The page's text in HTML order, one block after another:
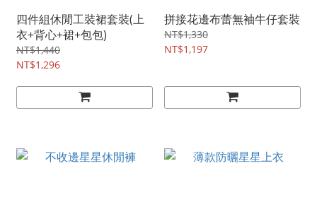
四件組休閒工裝裙套裝(上
衣+背心+裙+包包)
NT$1,440
NT$1,296
拼接花邊布蕾無袖牛仔套裝
NT$1,330
NT$1,197